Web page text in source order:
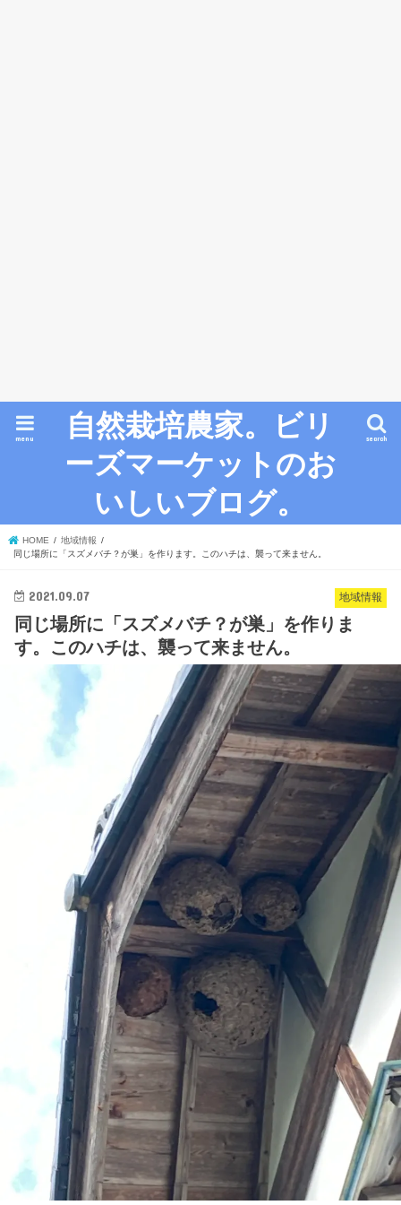
自然栽培農家。ビリ
ーズマーケットのお
いしいブログ。
search
menu
HOME
地域情報
同じ場所に「スズメバチ？が巣」を作ります。このハチは、襲って来ません。
地域情報
2021.09.07
同じ場所に「スズメバチ？が巣」を作りま
す。このハチは、襲って来ません。